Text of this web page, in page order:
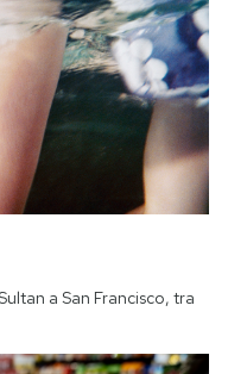
a San Francisco, tra